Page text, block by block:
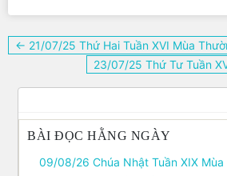
Điều
← 21/07/25 Thứ Hai Tuần XVI Mùa
23/07/25 Thứ Tư Tuần
BÀI ĐỌC HẰNG NGÀY
09/08/26 Chúa Nhật Tuần XIX